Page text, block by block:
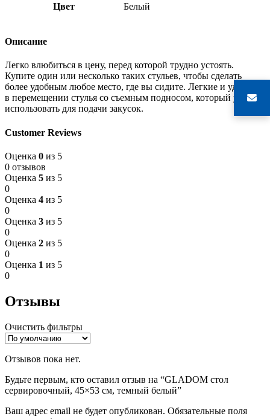
Цвет Белый
Описание
Легко влюбиться в цену, перед которой трудно устоять.
Купите один или несколько таких стульев, чтобы сделать
более удобным любое место, где вы сидите. Легкие и удобные
в перемещении стулья со съемным подносом, который удобно
использовать для подачи закусок.
Customer Reviews
Оценка 0 из 5
0 отзывов
Оценка 5 из 5
0
Оценка 4 из 5
0
Оценка 3 из 5
0
Оценка 2 из 5
0
Оценка 1 из 5
0
Отзывы
Очистить фильтры
Отзывов пока нет.
Будьте первым, кто оставил отзыв на “GLADOM стол
сервировочный, 45×53 см, темный белый”
Ваш адрес email не будет опубликован. Обязательные поля